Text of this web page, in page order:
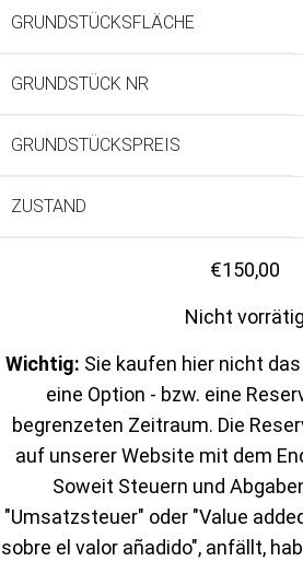
GRUNDSTÜCKSFLÄCHE
GRUNDSTÜCK NR
GRUNDSTÜCKSPREIS
ZUSTAND
€150,00
Nicht vorrätig
Wichtig: Sie kaufen hier nicht
eine Option - bzw. eine
begrenzeten Zeitraum. Die
auf unserer Website mit dem
Soweit Steuern und
"Umsatzsteuer" oder "Value
sobre el valor añadido", anfällt,